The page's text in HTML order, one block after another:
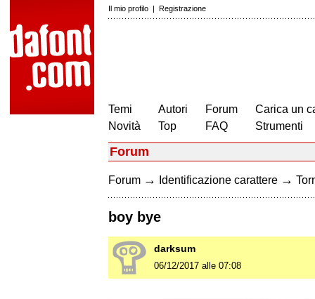
Il mio profilo | Registrazione
Temi
Novità
Autori
Top
Forum
FAQ
Carica un
Strumenti
Forum
Forum → Identificazione carattere →
boy bye
darksum
06/12/2017 alle 07:08